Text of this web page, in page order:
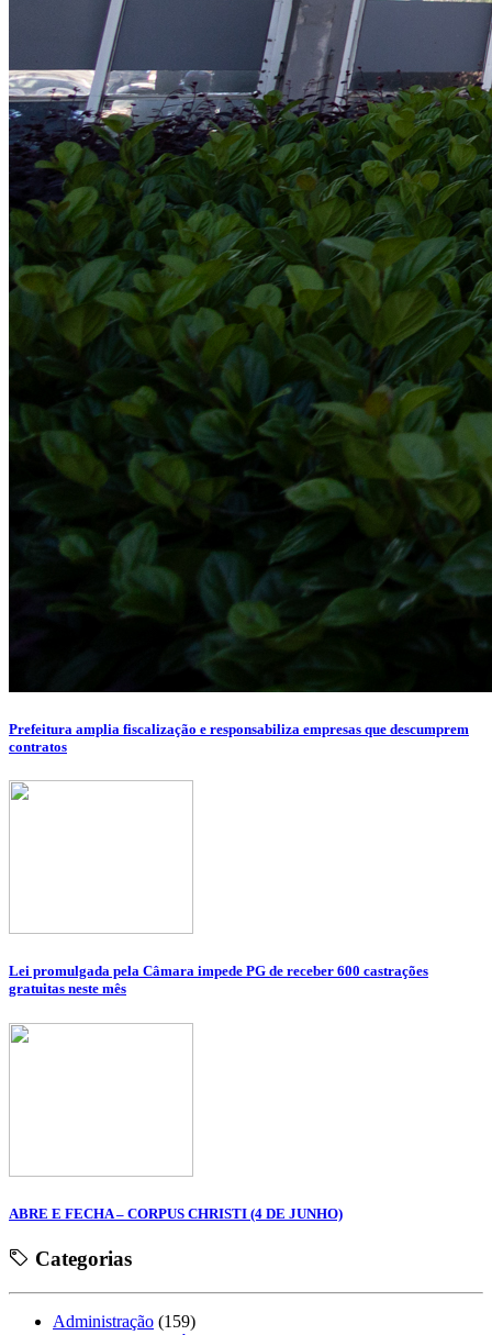
Prefeitura amplia fiscalização e responsabiliza empresas que descumprem
contratos
Lei promulgada pela Câmara impede PG de receber 600 castrações
gratuitas neste mês
ABRE E FECHA – CORPUS CHRISTI (4 DE JUNHO)
Categorias
Administração (159)